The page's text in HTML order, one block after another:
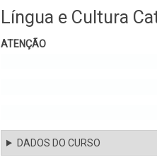
Língua e Cultura
ATENÇÃO
DADOS DO CURSO